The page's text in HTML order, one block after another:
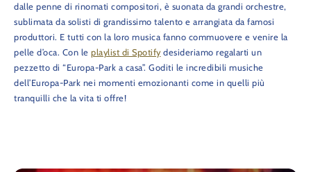
dalle penne di rinomati compositori, è suonata da grandi orchestre,
sublimata da solisti di grandissimo talento e arrangiata da famosi
produttori. E tutti con la loro musica fanno commuovere e venire la
pelle d’oca. Con le playlist di Spotify desideriamo regalarti un
pezzetto di “Europa-Park a casa”. Goditi le incredibili musiche
dell’Europa-Park nei momenti emozionanti come in quelli più
tranquilli che la vita ti offre!